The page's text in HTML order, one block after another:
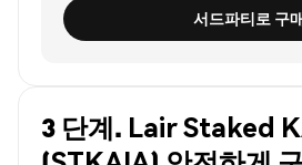
서드파티로 구
3 단계. Lair Staked